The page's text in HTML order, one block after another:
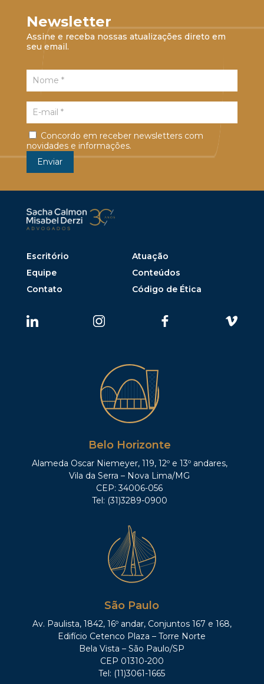
Newsletter
Assine e receba nossas atualizações direto em
seu email.
Concordo em receber newsletters com
novidades e informações.
Escritório
Atuação
Equipe
Conteúdos
Contato
Código de Ética
Belo Horizonte
Alameda Oscar Niemeyer, 119, 12º e 13º andares,
Vila da Serra – Nova Lima/MG
CEP: 34006-056
Tel: (31)3289-0900
São Paulo
Av. Paulista, 1842, 16º andar, Conjuntos 167 e 168,
Edifício Cetenco Plaza – Torre Norte
Bela Vista – São Paulo/SP
CEP 01310-200
Tel: (11)3061-1665